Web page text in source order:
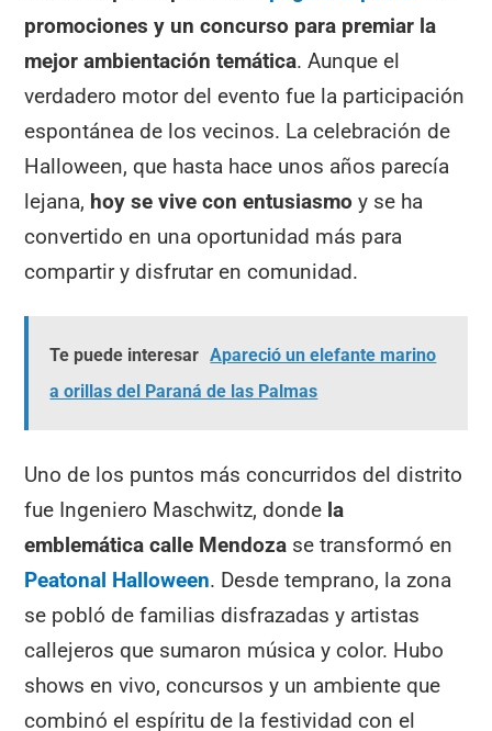
promociones y un concurso para premiar la
mejor ambientación temática. Aunque el
verdadero motor del evento fue la participación
espontánea de los vecinos. La celebración de
Halloween, que hasta hace unos años parecía
lejana, hoy se vive con entusiasmo y se ha
convertido en una oportunidad más para
compartir y disfrutar en comunidad.
Te puede interesar Apareció un elefante marino
a orillas del Paraná de las Palmas
Uno de los puntos más concurridos del distrito
fue Ingeniero Maschwitz, donde la
emblemática calle Mendoza se transformó en
Peatonal Halloween. Desde temprano, la zona
se pobló de familias disfrazadas y artistas
callejeros que sumaron música y color. Hubo
shows en vivo, concursos y un ambiente que
combinó el espíritu de la festividad con el